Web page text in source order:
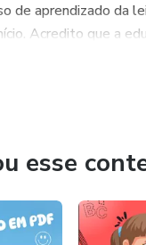
as leituras das
instrumento
que desejam iniciar
de aprendizado da
Acredito que a
esse